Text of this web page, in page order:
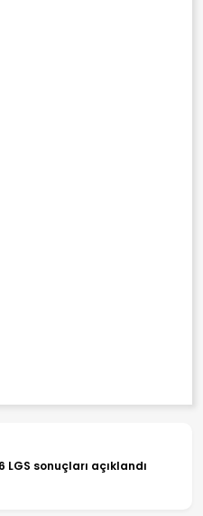
LGS sonuçları açıklandı